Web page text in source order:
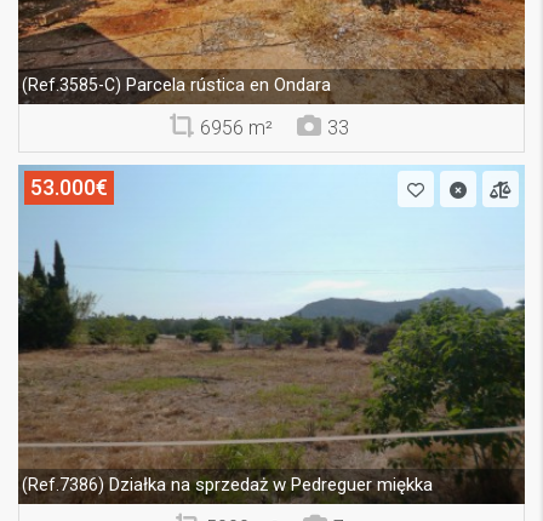
(Ref.3585-C) Parcela rústica en Ondara
6956 m² 33
53.000€
(Ref.7386)Działka na sprzedaż w Pedreguer miękka